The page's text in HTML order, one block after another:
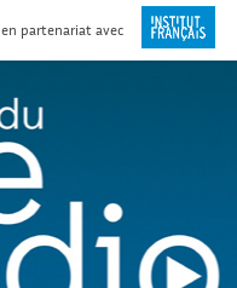
en partenariat avec